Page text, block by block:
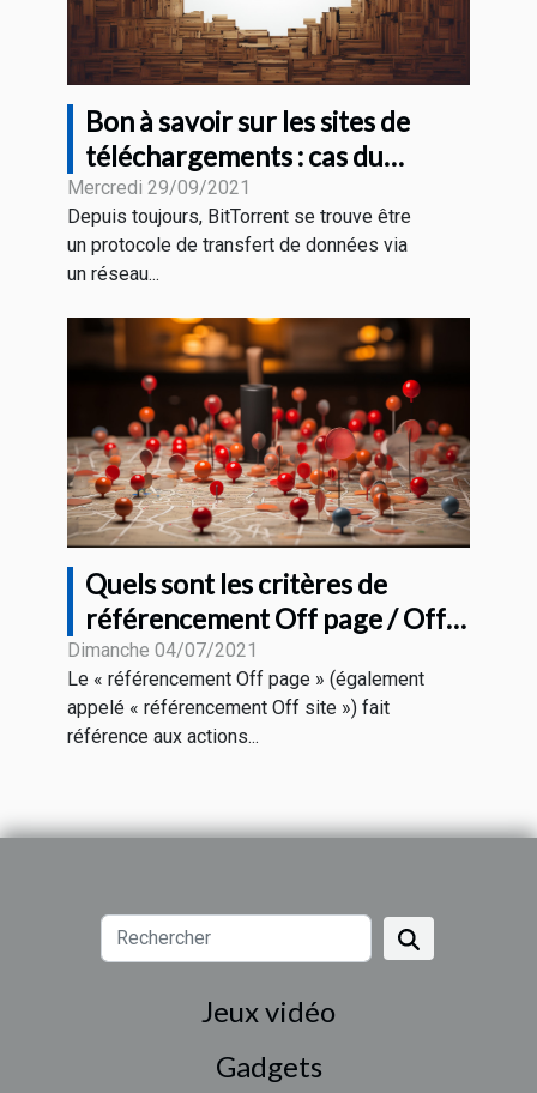
Bon à savoir sur les sites de
téléchargements : cas du
BitTorrent
Mercredi 29/09/2021
Depuis toujours, BitTorrent se trouve être
un protocole de transfert de données via
un réseau...
Quels sont les critères de
référencement Off page / Off
site pour le SEO
Dimanche 04/07/2021
Le « référencement Off page » (également
appelé « référencement Off site ») fait
référence aux actions...
Jeux vidéo
Gadgets